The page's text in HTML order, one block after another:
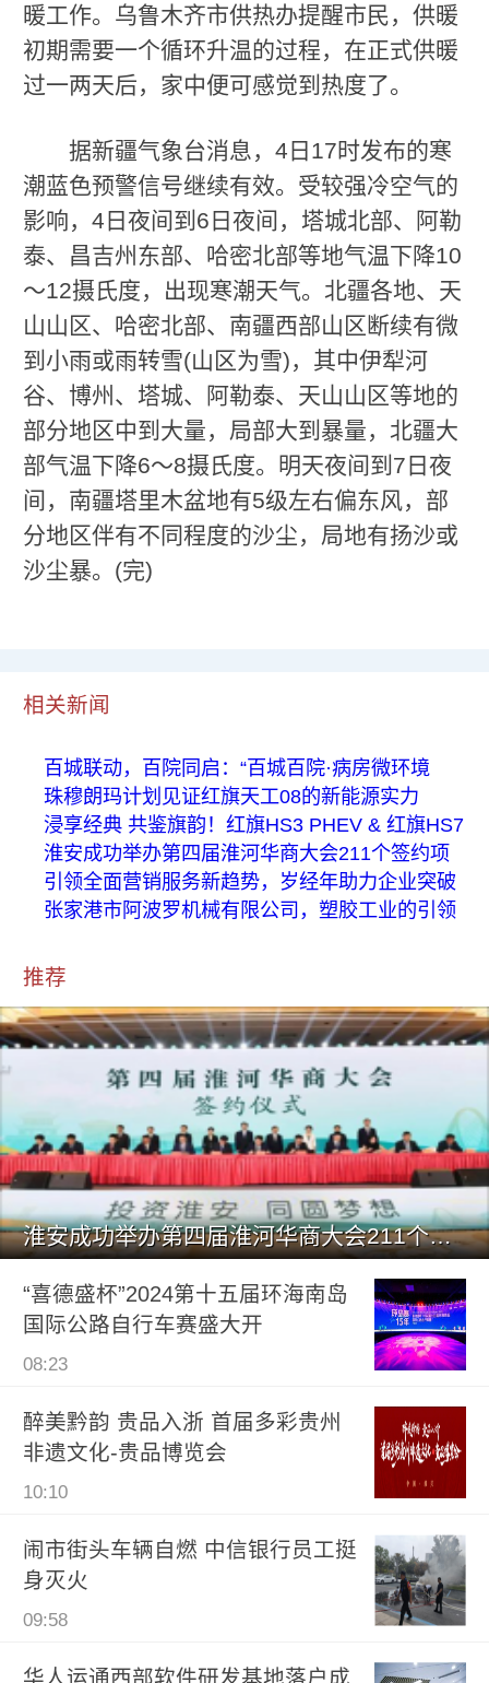
暖工作。乌鲁木齐市供热办提醒市民，供暖
初期需要一个循环升温的过程，在正式供暖
过一两天后，家中便可感觉到热度了。
据新疆气象台消息，4日17时发布的寒
潮蓝色预警信号继续有效。受较强冷空气的
影响，4日夜间到6日夜间，塔城北部、阿勒
泰、昌吉州东部、哈密北部等地气温下降10
～12摄氏度，出现寒潮天气。北疆各地、天
山山区、哈密北部、南疆西部山区断续有微
到小雨或雨转雪(山区为雪)，其中伊犁河
谷、博州、塔城、阿勒泰、天山山区等地的
部分地区中到大量，局部大到暴量，北疆大
部气温下降6～8摄氏度。明天夜间到7日夜
间，南疆塔里木盆地有5级左右偏东风，部
分地区伴有不同程度的沙尘，局地有扬沙或
沙尘暴。(完)
相关新闻
百城联动，百院同启：“百城百院·病房微环境
珠穆朗玛计划见证红旗天工08的新能源实力
浸享经典 共鉴旗韵！红旗HS3 PHEV & 红旗HS7
淮安成功举办第四届淮河华商大会211个签约项
引领全面营销服务新趋势，岁经年助力企业突破
张家港市阿波罗机械有限公司，塑胶工业的引领
推荐
淮安成功举办第四届淮河华商大会211个签约项目 总投资1486.
“喜德盛杯”2024第十五届环海南岛
国际公路自行车赛盛大开
08:23
醉美黔韵 贵品入浙 首届多彩贵州
非遗文化-贵品博览会
10:10
闹市街头车辆自燃 中信银行员工挺
身灭火
09:58
华人运通西部软件研发基地落户成